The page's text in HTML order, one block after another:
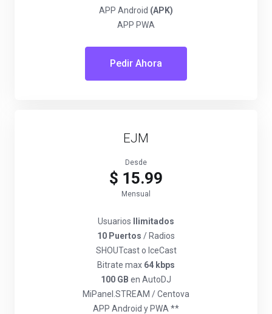
APP Android (APK)
APP PWA
Pedir Ahora
EJM
Desde
$ 15.99
Mensual
Usuarios
Ilimitados
10 Puertos / Radios
SHOUTcast o IceCast
Bitrate max 64 kbps
100 GB en AutoDJ
MiPanel.STREAM / Centova
APP Android y PWA **